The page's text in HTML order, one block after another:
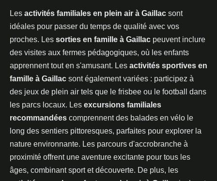
Les activités familiales en plein air à Gaillac sont
idéales pour passer du temps de qualité avec vos
proches. Les sorties en famille à Gaillac peuvent inclure
des visites aux fermes pédagogiques, où les enfants
apprennent tout en s'amusant. Les activités sportives en
famille à Gaillac sont également variées : participez à
des jeux de plein air tels que le frisbee ou le football dans
les parcs locaux. Les excursions familiales
recommandées comprennent des balades en vélo le
long des sentiers pittoresques, parfaites pour explorer la
nature environnante. Les parcours d'accrobranche à
proximité offrent une aventure excitante pour tous les
âges, combinant sport et découverte. De plus, les